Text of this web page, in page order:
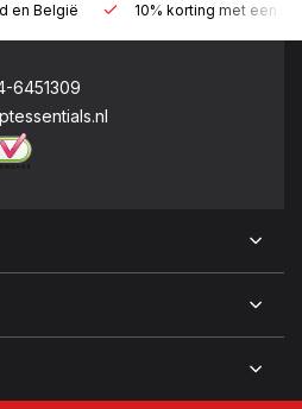
en België 10% korting met een
6451309